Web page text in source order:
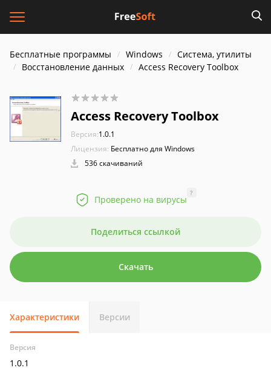
Бесплатные программы Windows
Система, утилиты
Восстановление данных
Access Recovery Toolbox
Access Recovery Toolbox
Версия:1.0.1
Лицензия: Бесплатно для Windows
536 скачиваний
Проверено на вирусы
?
Поделиться ссылкой
Скачать
Характеристики Версии
Версия
1.0.1